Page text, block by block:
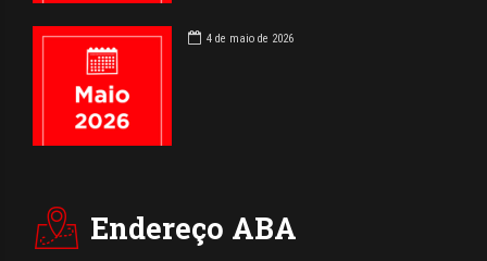
4 de maio de 2026
Endereço ABA